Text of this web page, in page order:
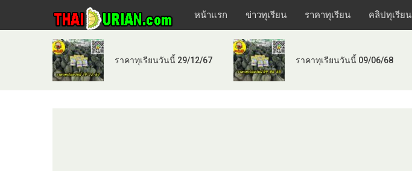
หน้าแรก ข่าวทุเรียน ราคาทุเรียน คลิปทุเรียน
ราคาทุเรียนวันนี้ 29/12/67 ราคาทุเรียนวันนี้ 09/06/68